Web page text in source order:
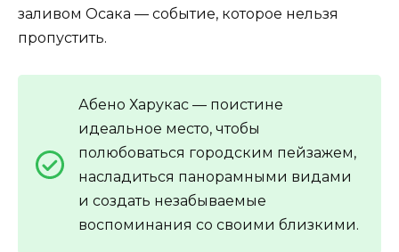
заливом Осака — событие, которое нельзя
пропустить.
Абено Харукас — поистине
идеальное место, чтобы
полюбоваться городским пейзажем,
насладиться панорамными видами
и создать незабываемые
воспоминания со своими близкими.